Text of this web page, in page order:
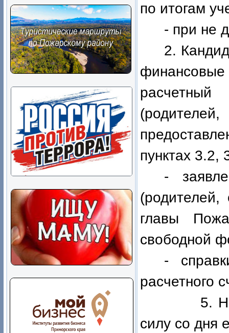
по итогам
- при не
2.
расчетный
пунктах 3.2,
-
главы
свободной
-
расчетного
5.
силу со дня